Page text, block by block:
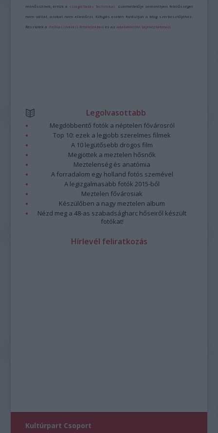
minősülnek, értük a szolgáltatás technikai üzemeltetője semmilyen felelősséget
nem vállal, azokat nem ellenőrzi. Kifogás esetén forduljon a blog szerkesztőjéhez.
Részletek a Felhasználási feltételekben és azadatvédelmi tájékoztatóban
Legolvasottabb
Megdöbbentő fotók a néptelen fővárosról
Top 10: ezek a legjobb szerelmes filmek
A 10 legütősebb drogos film
Megjöttek a meztelen hősnők
Meztelenség és anatómia
A forradalom egy holland fotós szemével
A legizgalmasabb fotók 2015-ből
Meztelen fővárosiak
Készülőben a nagy meztelen album
Nézd meg a 48-as szabadságharc hőseiről készült
fotókat!
Hírlevél feliratkozás
Kultúrpart Csoport